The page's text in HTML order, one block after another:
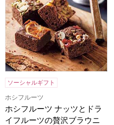
ソーシャルギフト
ホシフルーツ
ホシフルーツ ナッツとドラ
イフルーツの贅沢ブラウニ